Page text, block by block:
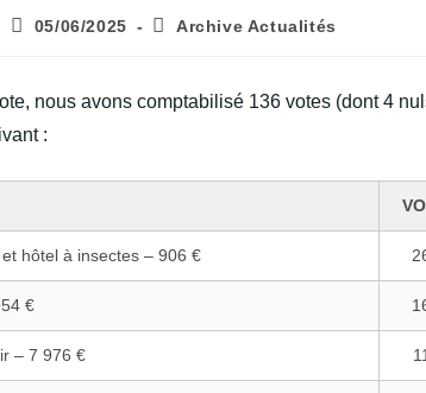
Publication
05/06/2025
PostArchive Actualités
nous avons comptabilisé 136 votes (dont 4
:
hôtel à insectes – 906 €
€
– 7 976 € 11